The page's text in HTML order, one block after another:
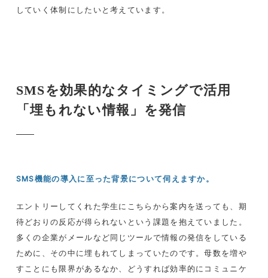
していく体制にしたいと考えています。
SMSを効果的なタイミングで活用
「埋もれない情報」を発信
SMS機能の導入に至った背景について伺えますか。
エントリーしてくれた学生にこちらから案内を送っても、期
待どおりの反応が得られないという課題を抱えていました。
多くの企業がメールなど同じツールで情報の発信をしている
ために、その中に埋もれてしまっていたのです。母数を増や
すことにも限界があるなか、どうすれば効率的にコミュニケ